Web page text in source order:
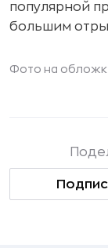
популярной
большим
Фото на